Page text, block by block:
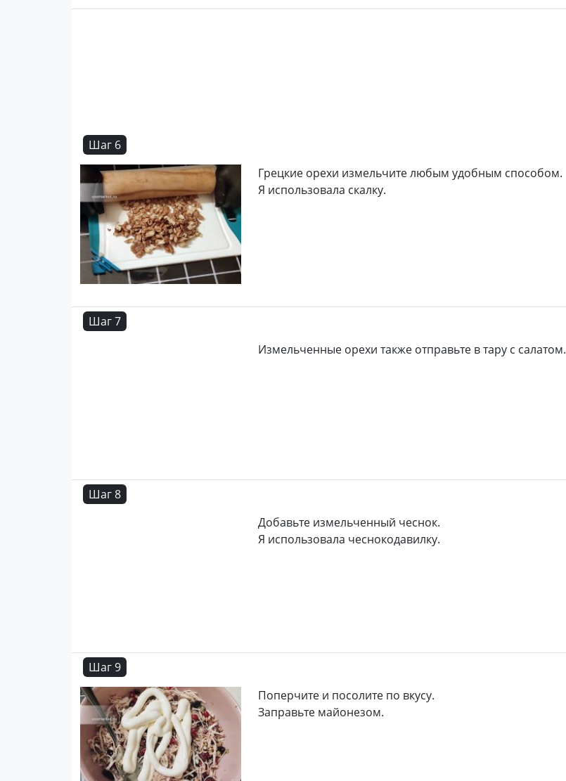
Шаг 6
Грецкие орехи измельчите любым удобным способом.
Я использовала скалку.
Шаг 7
Измельченные орехи также отправьте в тару с салатом.
Шаг 8
Добавьте измельченный чеснок.
Я использовала чеснокодавилку.
Шаг 9
Поперчите и посолите по вкусу.
Заправьте майонезом.